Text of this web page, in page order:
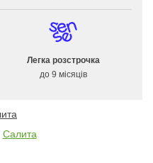
Легка розстрочка
до 9 місяців
Салита